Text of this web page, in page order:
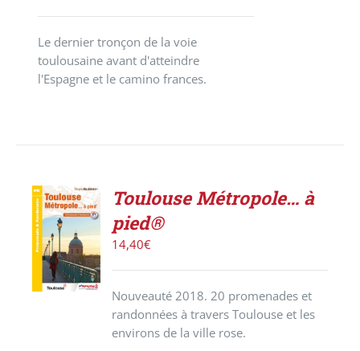
Le dernier tronçon de la voie
toulousaine avant d'atteindre
l'Espagne et le camino frances.
ACHETER
LE
PRODUIT
/
DÉTAILS
Toulouse Métropole… à
pied®
14,40€
Nouveauté 2018. 20 promenades et
randonnées à travers Toulouse et les
environs de la ville rose.